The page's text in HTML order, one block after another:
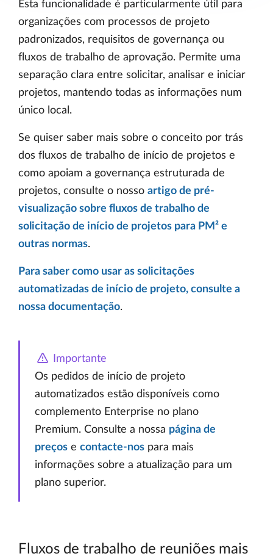
Esta funcionalidade é particularmente útil para
organizações com processos de projeto
padronizados, requisitos de governança ou
fluxos de trabalho de aprovação. Permite uma
separação clara entre solicitar, analisar e iniciar
projetos, mantendo todas as informações num
único local.
Se quiser saber mais sobre o conceito por trás
dos fluxos de trabalho de início de projetos e
como apoiam a governança estruturada de
projetos, consulte o nosso artigo de pré-
visualização sobre fluxos de trabalho de
solicitação de início de projetos para PM² e
outras normas.
Para saber como usar as solicitações
automatizadas de início de projeto, consulte a
nossa documentação.
Importante
Os pedidos de início de projeto
automatizados estão disponíveis como
complemento Enterprise no plano
Premium. Consulte a nossa página de
preços e contacte-nos para mais
informações sobre a atualização para um
plano superior.
Fluxos de trabalho de reuniões mais